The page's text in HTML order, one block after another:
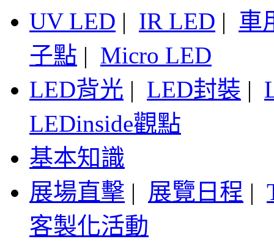
UV LED | IR LED | 車
子點 | Micro LED
LED背光 | LED封裝 |
LEDinside觀點
基本知識
展場直擊 | 展覽日程 |
客製化活動